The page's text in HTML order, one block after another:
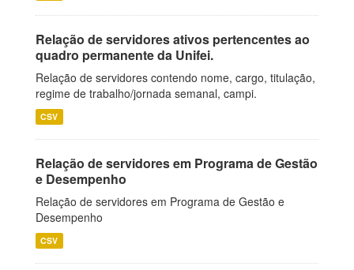
Relação de servidores ativos pertencentes ao
quadro permanente da Unifei.
Relação de servidores contendo nome, cargo, titulação,
regime de trabalho/jornada semanal, campi.
CSV
Relação de servidores em Programa de Gestão
e Desempenho
Relação de servidores em Programa de Gestão e
Desempenho
CSV